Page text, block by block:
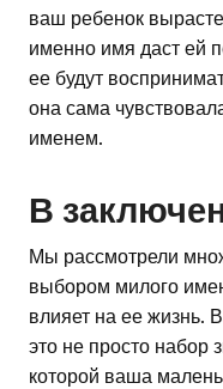
ваш ребенок
именно имя даст ей
ее будут
она сама
именем.
В
Мы рассмотрели
выбором милого
влияет на ее жизнь.
это не просто набор
которой ваша